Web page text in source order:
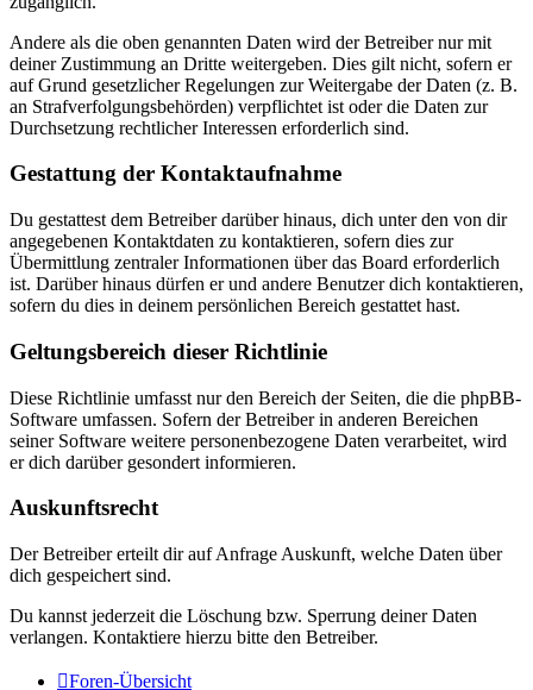
Andere als die oben genannten Daten wird der Betreiber nur mit
deiner Zustimmung an Dritte weitergeben. Dies gilt nicht, sofern er
auf Grund gesetzlicher Regelungen zur Weitergabe der Daten (z. B.
an Strafverfolgungsbehörden) verpflichtet ist oder die Daten zur
Durchsetzung rechtlicher Interessen erforderlich sind.
Gestattung der Kontaktaufnahme
Du gestattest dem Betreiber darüber hinaus, dich unter den von dir
angegebenen Kontaktdaten zu kontaktieren, sofern dies zur
Übermittlung zentraler Informationen über das Board erforderlich
ist. Darüber hinaus dürfen er und andere Benutzer dich kontaktieren,
sofern du dies in deinem persönlichen Bereich gestattet hast.
Geltungsbereich dieser Richtlinie
Diese Richtlinie umfasst nur den Bereich der Seiten, die die phpBB-
Software umfassen. Sofern der Betreiber in anderen Bereichen
seiner Software weitere personenbezogene Daten verarbeitet, wird
er dich darüber gesondert informieren.
Auskunftsrecht
Der Betreiber erteilt dir auf Anfrage Auskunft, welche Daten über
dich gespeichert sind.
Du kannst jederzeit die Löschung bzw. Sperrung deiner Daten
verlangen. Kontaktiere hierzu bitte den Betreiber.
Foren-Übersicht